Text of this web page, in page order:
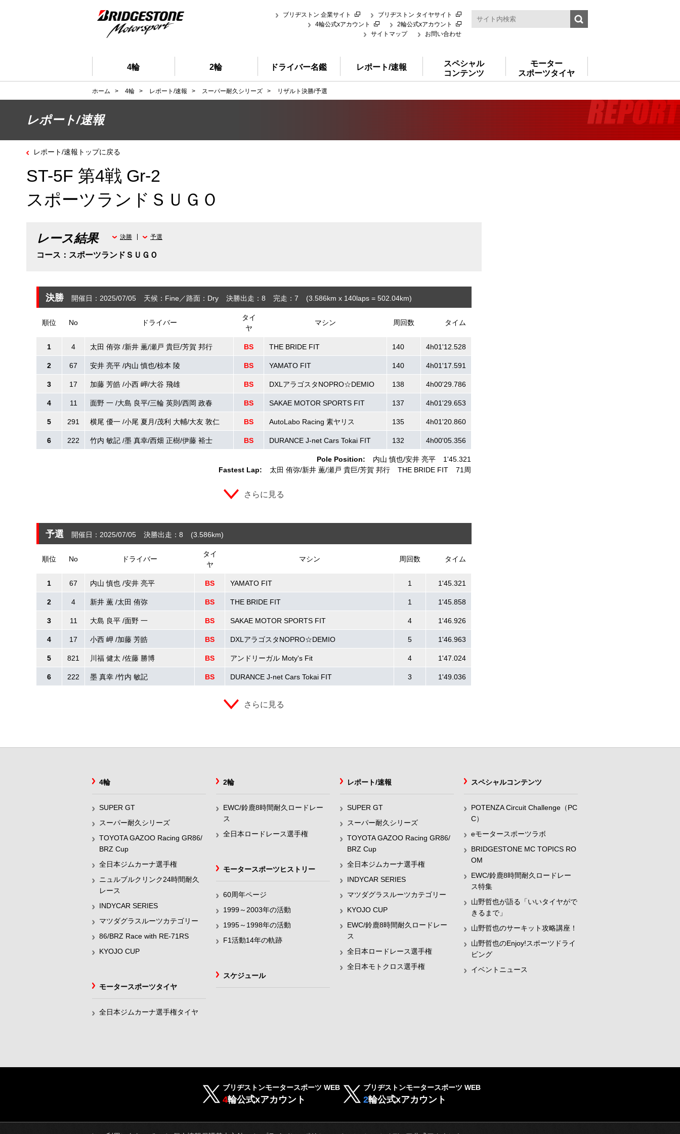
ブリヂストン 企業サイト
ブリヂストン タイヤサイト
4輪公式xアカウント
2輪公式xアカウント
サイトマップ
お問い合わせ
4輪 2輪 ドライバー名鑑 レポート/速報
スペシャル
コンテンツ
モーター
スポーツタイヤ
ホーム > 4輪 > レポート/速報 > スーパー耐久シリーズ > リザルト決勝/予選
レポート/速報
レポート/速報トップに戻る
ST-5F 第4戦 Gr-2
スポーツランドＳＵＧＯ
レース結果
コース：スポーツランドＳＵＧＯ
決勝 予選
決勝 開催日：2025/07/05 天候：Fine 路面：Dry 決勝出走：8 完走：7 (3.586km x 140laps = 502.04km)
順位 No ドライバー
タイ
ヤ
マシン 周回数 タイム
Pole Position: 内山 慎也 安井 亮平
1'45.321
Fastest Lap:
太田 侑弥 新井 薫 瀬戸 貴巨 芳賀 邦行 THE BRIDE FIT 71周
1 4 太田 侑弥 /新井 薫/瀬戸 貴巨/芳賀 邦行 BS THE BRIDE FIT 140 4h01'12.528
2 67 安井 亮平 /内山 慎也/椋本 陵 BS YAMATO FIT 140 4h01'17.591
3 17 加藤 芳皓 /小西 岬/大谷 飛雄 BS DXLアラゴスタNOPRO☆DEMIO 138 4h00'29.786
4 11 面野 一 /大島 良平/三輪 英則/西岡 政春 BS SAKAE MOTOR SPORTS FIT 137 4h01'29.653
5 291 横尾 優一 /小尾 夏月/茂利 大輔/大友 敦仁 BS AutoLabo Racing 素ヤリス 135 4h01'20.860
6 222 竹内 敏記 /墨 真幸/西畑 正樹/伊藤 裕士 BS DURANCE J-net Cars Tokai FIT 132 4h00'05.356
さらに見る
予選 開催日：2025/07/05 決勝出走：8 (3.586km)
順位 No ドライバー
タイ
ヤ
マシン 周回数 タイム
1 67 内山 慎也 /安井 亮平 BS YAMATO FIT 1 1'45.321
2 4 新井 薫 /太田 侑弥 BS THE BRIDE FIT 1 1'45.858
3 11 大島 良平 /面野 一 BS SAKAE MOTOR SPORTS FIT 4 1'46.926
4 17 小西 岬 /加藤 芳皓 BS DXLアラゴスタNOPRO☆DEMIO 5 1'46.963
5 821 川福 健太 /佐藤 勝博 BS アンドリーガル Moty's Fit 4 1'47.024
6 222 墨 真幸 /竹内 敏記 BS DURANCE J-net Cars Tokai FIT 3 1'49.036
さらに見る
4輪
SUPER GT
スーパー耐久シリーズ
TOYOTA GAZOO Racing GR86/
BRZ Cup
全日本ジムカーナ選手権
ニュルブルクリンク24時間耐久
レース
INDYCAR SERIES
マツダグラスルーツカテゴリー
86/BRZ Race with RE-71RS
KYOJO CUP
2輪
EWC/鈴鹿8時間耐久ロードレー
ス
全日本ロードレース選手権
レポート/速報
SUPER GT
スーパー耐久シリーズ
TOYOTA GAZOO Racing GR86/
BRZ Cup
全日本ジムカーナ選手権
INDYCAR SERIES
マツダグラスルーツカテゴリー
KYOJO CUP
EWC/鈴鹿8時間耐久ロードレー
ス
全日本ロードレース選手権
全日本モトクロス選手権
スペシャルコンテンツ
POTENZA Circuit Challenge（PC
C）
eモータースポーツラボ
BRIDGESTONE MC TOPICS RO
OM
EWC/鈴鹿8時間耐久ロードレー
ス特集
山野哲也が語る「いいタイヤがで
きるまで」
山野哲也のサーキット攻略講座！
山野哲也のEnjoy!スポーツドライ
ビング
イベントニュース
モータースポーツヒストリー
60周年ページ
1999～2003年の活動
1995～1998年の活動
F1活動14年の軌跡
スケジュール
モータースポーツタイヤ
全日本ジムカーナ選手権タイヤ
ブリヂストンモータースポーツ WEB
4輪公式xアカウント
ブリヂストンモータースポーツ WEB
2輪公式xアカウント